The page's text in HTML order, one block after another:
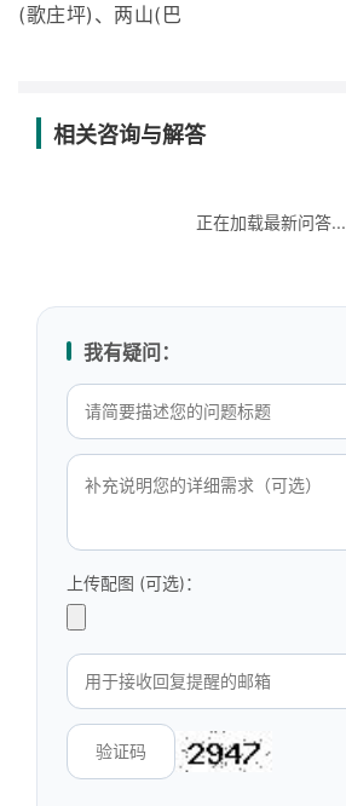
(歌庄坪)、两山(巴
相关咨询与解答
正在加载最新问答...
我有疑问：
上传配图 (可选)：